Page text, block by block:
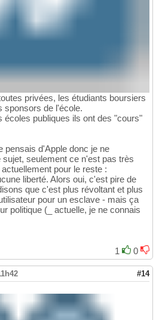
privées, les étudiants boursiers
sponsors de l'école.
publiques ils ont des "cours"
pensais d'Apple donc je ne
seulement ce n'est pas très
pour le reste :
liberté. Alors oui, c'est pire de
que c'est plus révoltant et plus
pour un esclave - mais ça
politique (_ actuelle, je ne connais
1
0
#14